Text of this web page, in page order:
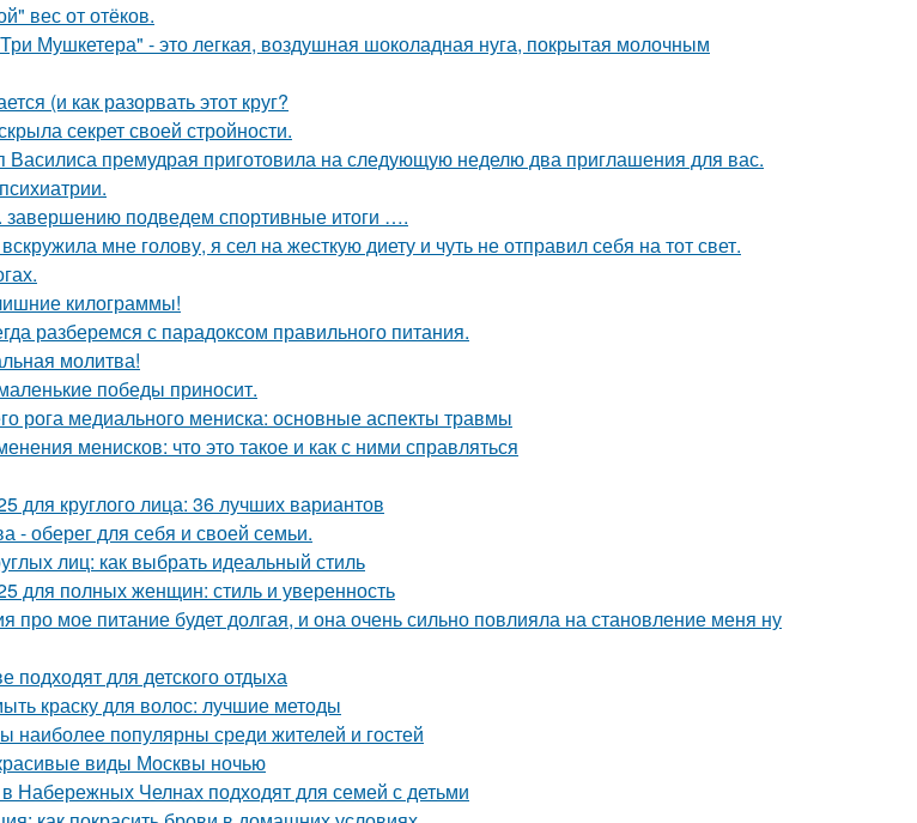
вес от отёков.
Мушкетера" - это легкая, воздушная шоколадная нуга, покрытая молочным
(и как разорвать этот круг?
секрет своей стройности.
Василиса премудрая приготовила на следующую неделю два приглашения для вас.
завершению подведем спортивные итоги ….
мне голову, я сел на жесткую диету и чуть не отправил себя на тот свет.
килограммы!
разберемся с парадоксом правильного питания.
молитва!
победы приносит.
рога медиального мениска: основные аспекты травмы
менисков: что это такое и как с ними справляться
для круглого лица: 36 лучших вариантов
- оберег для себя и своей семьи.
лиц: как выбрать идеальный стиль
для полных женщин: стиль и уверенность
про мое питание будет долгая, и она очень сильно повлияла на становление меня ну
подходят для детского отдыха
краску для волос: лучшие методы
наиболее популярны среди жителей и гостей
виды Москвы ночью
Набережных Челнах подходят для семей с детьми